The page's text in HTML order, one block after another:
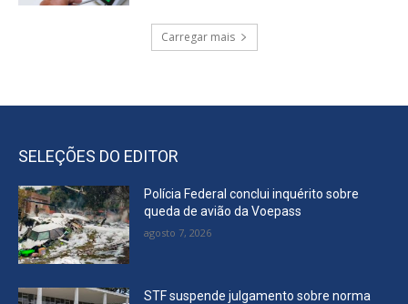
Carregar mais
SELEÇÕES DO EDITOR
Polícia Federal conclui inquérito sobre
queda de avião da Voepass
agosto 7, 2026
STF suspende julgamento sobre norma